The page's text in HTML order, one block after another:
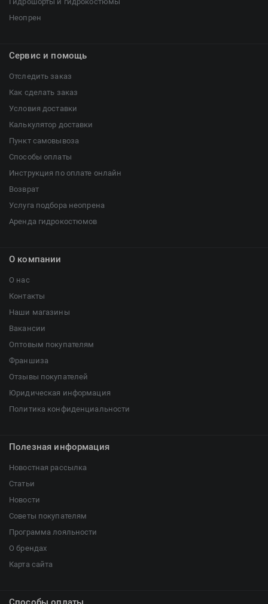
Неопрен
Сервис и помощь
Отследить заказ
Как сделать заказ
Условия доставки
Калькулятор доставки
Пункт самовывоза
Способы оплаты
Инструкция по оплате онлайн
Возврат
Услуга подбора неопрена
Аренда гидрокостюмов
О компании
О нас
Контакты
Наши магазины
Вакансии
Оптовым покупателям
Франшиза
Отзывы покупателей
Юридическая информация
Политика конфиденциальности
Полезная информация
Новостная рассылка
Статьи
Новости
Советы покупателям
Программа лояльности
О брендах
Карта сайта